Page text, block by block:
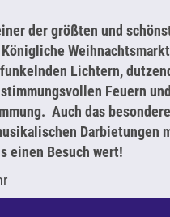
der größten und
Lichtern,
Feuern
Auch das
Darbietungen
einen Besuch wert!